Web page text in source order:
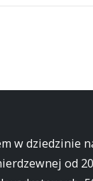
w dziedzinie
od